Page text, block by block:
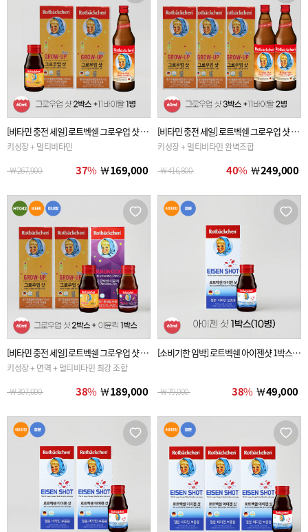
[비타민 충전 세일] 로트벡쉔 그로우업 샷 60
ml 2박스(20병) + 11바이탈 플러스 700ml 1
키성장 + 멀티비타민
￦267,900 37% ￦169,000
[비타민 충전 세일] 로트벡쉔 그로우업 샷 60
ml 3박스(30병) + 11바이탈 플러스 700ml 2
키성장 + 멀티비타민 완벽조합
￦416,800 40% ￦249,000
[비타민 충전 세일] 로트벡쉔 그로우업 샷 60
ml 2박스(20병) + 이뮨킥 60ml 1박스 (10병)
키성장 + 면역 + 멀티비타민 최강 조합
￦307,000 38% ￦189,000
[소비기한 임박] 로트벡쉔 아이젠샷 1박스(1
￦79,000 38% ￦49,000